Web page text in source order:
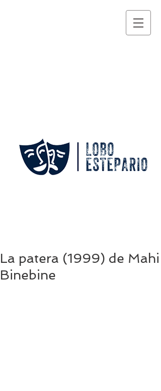
La patera (1999) de Mahi
Binebine